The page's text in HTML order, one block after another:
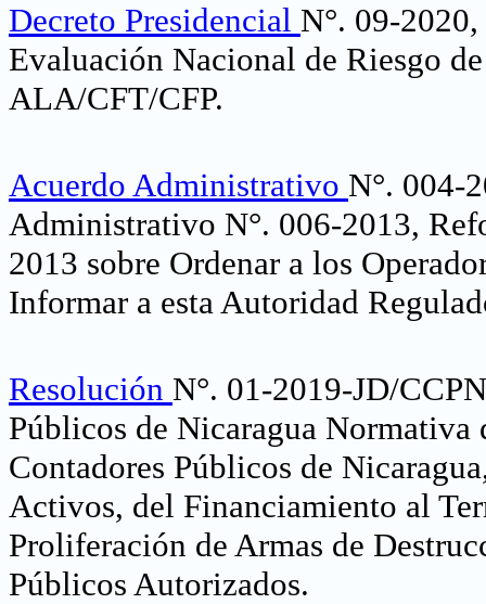
Decreto Presidencial N°. 09-
Evaluación Nacional de Riesgo
ALA/CFT/CFP.
Acuerdo Administrativo N°. 004-
Administrativo N°. 006-2013,
2013 sobre Ordenar a los
Informar a esta Autoridad
Resolución N°. 01-2019-JD/
Públicos de Nicaragua
Contadores Públicos de
Activos, del Financiamiento al
Proliferación de Armas de
Públicos Autorizados.